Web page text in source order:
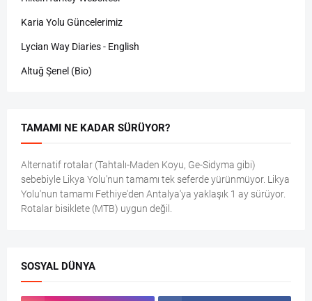
Karia Yolu Güncelerimiz
Lycian Way Diaries - English
Altuğ Şenel (Bio)
TAMAMI NE KADAR SÜRÜYOR?
Alternatif rotalar (Tahtalı-Maden Koyu, Ge-Sidyma gibi)
sebebiyle Likya Yolu'nun tamamı tek seferde yürünmüyor. Likya
Yolu'nun tamamı Fethiye'den Antalya'ya yaklaşık 1 ay sürüyor.
Rotalar bisiklete (MTB) uygun değil.
SOSYAL DÜNYA